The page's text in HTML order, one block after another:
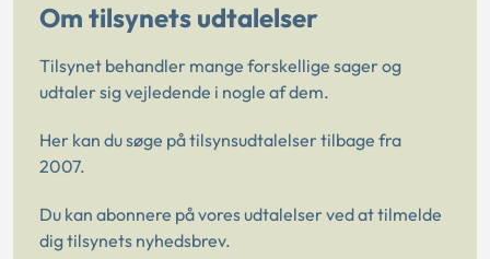
Om tilsynets udtalelser
Tilsynet behandler mange forskellige sager og
udtaler sig vejledende i nogle af dem.
Her kan du søge på tilsynsudtalelser tilbage fra
2007.
Du kan abonnere på vores udtalelser ved at tilmelde
dig tilsynets nyhedsbrev.